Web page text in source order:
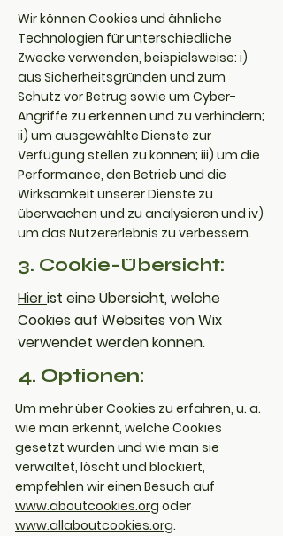
Wir können Cookies und ähnliche
Technologien für unterschiedliche
Zwecke verwenden, beispielsweise: i)
aus Sicherheitsgründen und zum
Schutz vor Betrug sowie um Cyber-
Angriffe zu erkennen und zu verhindern;
ii) um ausgewählte Dienste zur
Verfügung stellen zu können; iii) um die
Performance, den Betrieb und die
Wirksamkeit unserer Dienste zu
überwachen und zu analysieren und iv)
um das Nutzererlebnis zu verbessern.
3. Cookie-Übersicht:
Hierist eine Übersicht, welche
Cookies auf Websites von Wix
verwendet werden können.
4. Optionen:
Um mehr über Cookies zu erfahren, u. a.
wie man erkennt, welche Cookies
gesetzt wurden und wie man sie
verwaltet, löscht und blockiert,
empfehlen wir einen Besuch auf
www.aboutcookies.org oder
www.allaboutcookies.org.